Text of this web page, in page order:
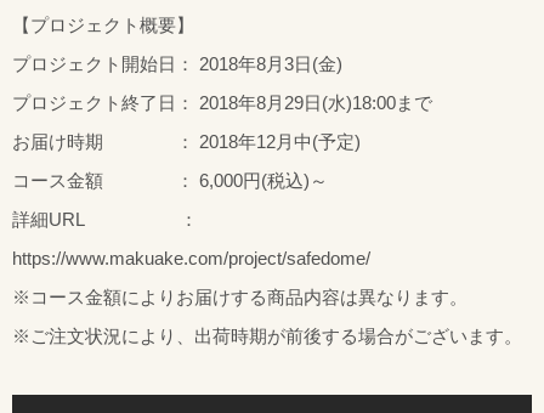
【プロジェクト概要】
プロジェクト開始日： 2018年8月3日(金)
プロジェクト終了日： 2018年8月29日(水)18:00まで
お届け時期 ： 2018年12月中(予定)
コース金額 ： 6,000円(税込)～
詳細URL ：
https://www.makuake.com/project/safedome/
※コース金額によりお届けする商品内容は異なります。
※ご注文状況により、出荷時期が前後する場合がございます。